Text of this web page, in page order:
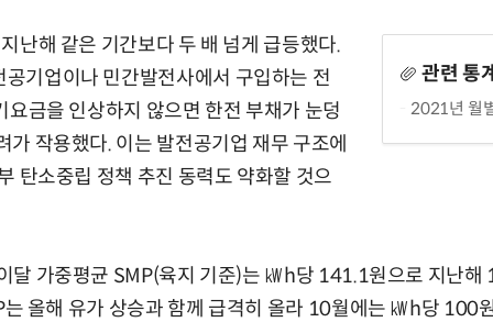
관련 통
2021년 월
난해 같은 기간보다 두 배 넘게 급등했다.
기업이나 민간발전사에서 구입하는 전
요금을 인상하지 않으면 한전 부채가 눈덩
가 작용했다. 이는 발전공기업 재무 구조에
탄소중립 정책 추진 동력도 약화할 것으
달 가중평균 SMP(육지 기준)는 ㎾h당 141.1원으로 지난해
는 올해 유가 상승과 함께 급격히 올라 10월에는 ㎾h당 100